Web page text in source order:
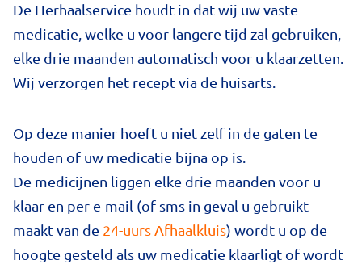
De Herhaalservice houdt in dat wij uw vaste
medicatie, welke u voor langere tijd zal gebruiken,
elke drie maanden automatisch voor u klaarzetten.
Wij verzorgen het recept via de huisarts.
Op deze manier hoeft u niet zelf in de gaten te
houden of uw medicatie bijna op is.
De medicijnen liggen elke drie maanden voor u
klaar en per e-mail (of sms in geval u gebruikt
maakt van de 24-uurs Afhaalkluis) wordt u op de
hoogte gesteld als uw medicatie klaarligt of wordt